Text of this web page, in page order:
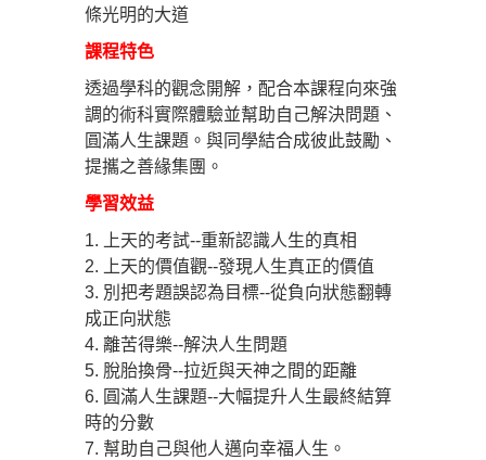
條光明的大道
課程特色
透過學科的觀念開解，配合本課程向來強
調的術科實際體驗並幫助自己解決問題、
圓滿人生課題。與同學結合成彼此鼓勵、
提攜之善緣集團。
學習效益
1. 上天的考試--重新認識人生的真相
2. 上天的價值觀--發現人生真正的價值
3. 別把考題誤認為目標--從負向狀態翻轉
成正向狀態
4. 離苦得樂--解決人生問題
5. 脫胎換骨--拉近與天神之間的距離
6. 圓滿人生課題--大幅提升人生最終結算
時的分數
7. 幫助自己與他人邁向幸福人生。